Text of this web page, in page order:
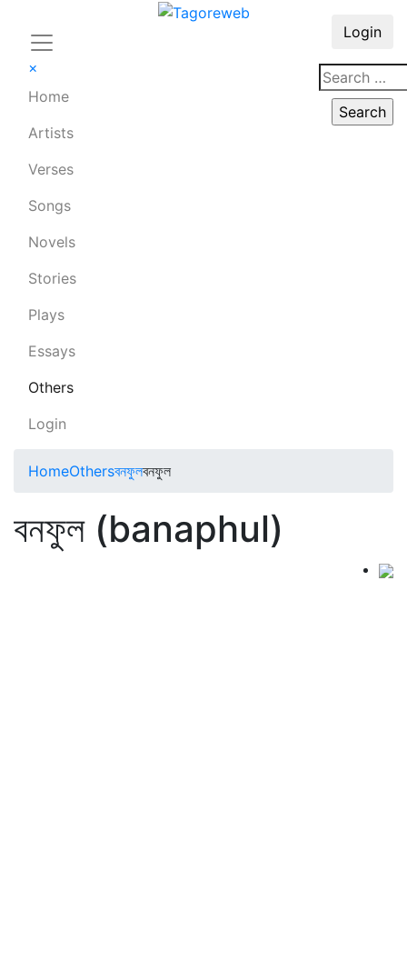
×
Home
Artists
Verses
Songs
Novels
Stories
Plays
Essays
Others
Login
Login
HomeOthersবনফুলবনফুল
বনফুল (banaphul)